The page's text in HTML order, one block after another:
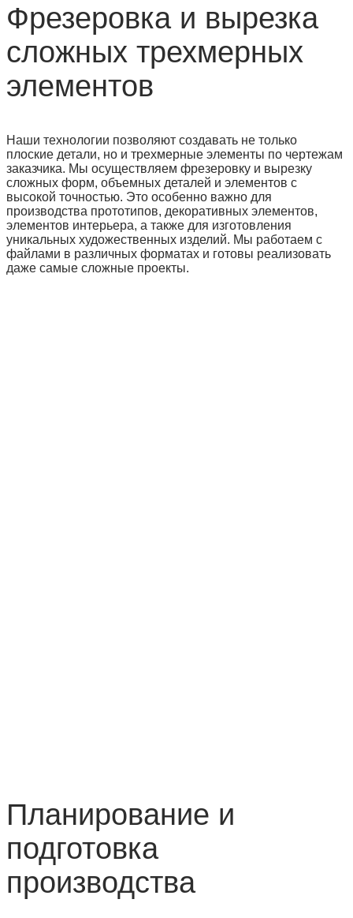
Фрезеровка и вырезка
сложных трехмерных
элементов
Наши технологии позволяют создавать не только
плоские детали, но и трехмерные элементы по чертежам
заказчика. Мы осуществляем фрезеровку и вырезку
сложных форм, объемных деталей и элементов с
высокой точностью. Это особенно важно для
производства прототипов, декоративных элементов,
элементов интерьера, а также для изготовления
уникальных художественных изделий. Мы работаем с
файлами в различных форматах и готовы реализовать
даже самые сложные проекты.
Планирование и
подготовка
производства